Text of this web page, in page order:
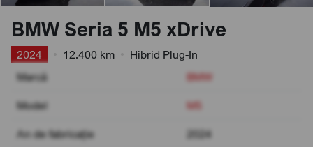
BMW Seria 5 M5 xDrive
2024 12.400 km
Hibrid Plug-In
Marcă
BMW
Model M5
An de fabricație 2024